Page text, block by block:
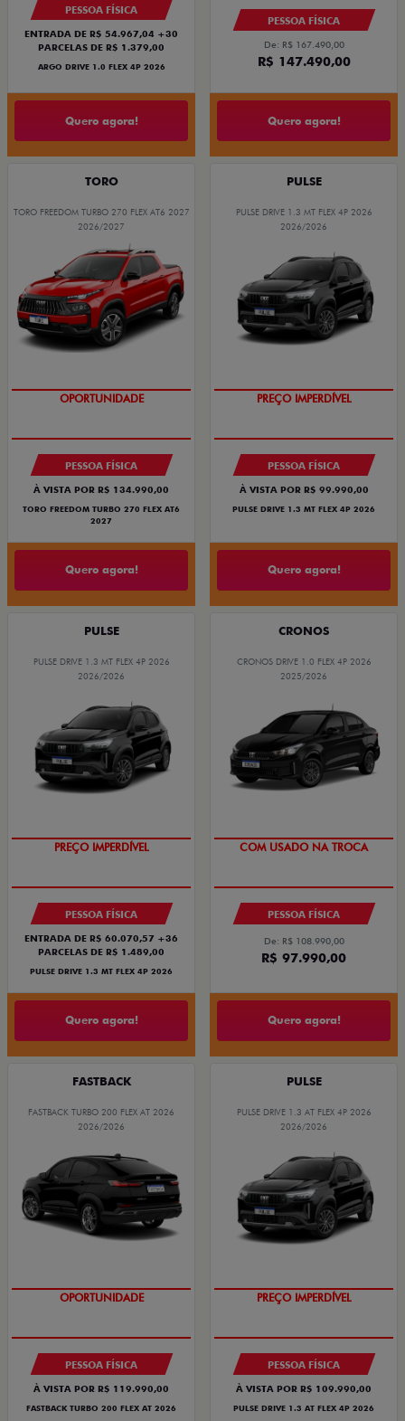
PESSOA FÍSICA
ENTRADA DE R$ 54.967,04 +30
PARCELAS DE R$ 1.379,00
ARGO DRIVE 1.0 FLEX 4P 2026
Quero agora!
PESSOA FÍSICA
De: R$ 167.490,00
R$ 147.490,00
Quero agora!
TORO
TORO FREEDOM TURBO 270 FLEX AT6 2027
2026/2027
OPORTUNIDADE
PESSOA FÍSICA
À VISTA POR R$ 134.990,00
TORO FREEDOM TURBO 270 FLEX AT6
2027
Quero agora!
PULSE
PULSE DRIVE 1.3 MT FLEX 4P 2026
2026/2026
PREÇO IMPERDÍVEL
PESSOA FÍSICA
À VISTA POR R$ 99.990,00
PULSE DRIVE 1.3 MT FLEX 4P 2026
Quero agora!
PULSE
PULSE DRIVE 1.3 MT FLEX 4P 2026
2026/2026
PREÇO IMPERDÍVEL
PESSOA FÍSICA
ENTRADA DE R$ 60.070,57 +36
PARCELAS DE R$ 1.489,00
PULSE DRIVE 1.3 MT FLEX 4P 2026
Quero agora!
CRONOS
CRONOS DRIVE 1.0 FLEX 4P 2026
2025/2026
COM USADO NA TROCA
PESSOA FÍSICA
De: R$ 108.990,00
R$ 97.990,00
Quero agora!
FASTBACK
FASTBACK TURBO 200 FLEX AT 2026
2026/2026
OPORTUNIDADE
PESSOA FÍSICA
À VISTA POR R$ 119.990,00
FASTBACK TURBO 200 FLEX AT 2026
PULSE
PULSE DRIVE 1.3 AT FLEX 4P 2026
2026/2026
PREÇO IMPERDÍVEL
PESSOA FÍSICA
À VISTA POR R$ 109.990,00
PULSE DRIVE 1.3 AT FLEX 4P 2026